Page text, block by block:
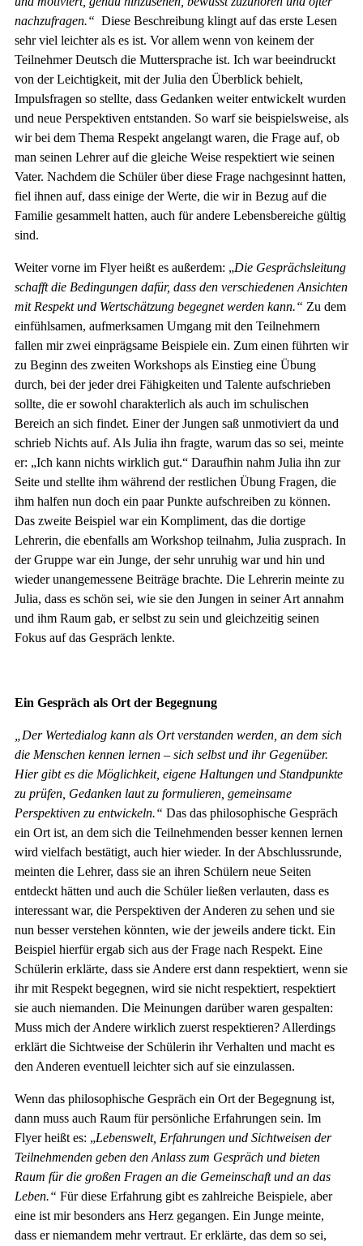
nachzufragen.“ Diese Beschreibung klingt auf das erste Lesen
sehr viel leichter als es ist. Vor allem wenn von keinem der
Teilnehmer Deutsch die Muttersprache ist. Ich war beeindruckt
von der Leichtigkeit, mit der Julia den Überblick behielt,
Impulsfragen so stellte, dass Gedanken weiter entwickelt wurden
und neue Perspektiven entstanden. So warf sie beispielsweise, als
wir bei dem Thema Respekt angelangt waren, die Frage auf, ob
man seinen Lehrer auf die gleiche Weise respektiert wie seinen
Vater. Nachdem die Schüler über diese Frage nachgesinnt hatten,
fiel ihnen auf, dass einige der Werte, die wir in Bezug auf die
Familie gesammelt hatten, auch für andere Lebensbereiche gültig
sind.
Weiter vorne im Flyer heißt es außerdem: „Die Gesprächsleitung
schafft die Bedingungen dafür, dass den verschiedenen Ansichten
mit Respekt und Wertschätzung begegnet werden kann.“ Zu dem
einfühlsamen, aufmerksamen Umgang mit den Teilnehmern
fallen mir zwei einprägsame Beispiele ein. Zum einen führten wir
zu Beginn des zweiten Workshops als Einstieg eine Übung
durch, bei der jeder drei Fähigkeiten und Talente aufschrieben
sollte, die er sowohl charakterlich als auch im schulischen
Bereich an sich findet. Einer der Jungen saß unmotiviert da und
schrieb Nichts auf. Als Julia ihn fragte, warum das so sei, meinte
er: „Ich kann nichts wirklich gut.“ Daraufhin nahm Julia ihn zur
Seite und stellte ihm während der restlichen Übung Fragen, die
ihm halfen nun doch ein paar Punkte aufschreiben zu können.
Das zweite Beispiel war ein Kompliment, das die dortige
Lehrerin, die ebenfalls am Workshop teilnahm, Julia zusprach. In
der Gruppe war ein Junge, der sehr unruhig war und hin und
wieder unangemessene Beiträge brachte. Die Lehrerin meinte zu
Julia, dass es schön sei, wie sie den Jungen in seiner Art annahm
und ihm Raum gab, er selbst zu sein und gleichzeitig seinen
Fokus auf das Gespräch lenkte.
Ein Gespräch als Ort der Begegnung
„Der Wertedialog kann als Ort verstanden werden, an dem sich
die Menschen kennen lernen – sich selbst und ihr Gegenüber.
Hier gibt es die Möglichkeit, eigene Haltungen und Standpunkte
zu prüfen, Gedanken laut zu formulieren, gemeinsame
Perspektiven zu entwickeln.“ Das das philosophische Gespräch
ein Ort ist, an dem sich die Teilnehmenden besser kennen lernen
wird vielfach bestätigt, auch hier wieder. In der Abschlussrunde,
meinten die Lehrer, dass sie an ihren Schülern neue Seiten
entdeckt hätten und auch die Schüler ließen verlauten, dass es
interessant war, die Perspektiven der Anderen zu sehen und sie
nun besser verstehen könnten, wie der jeweils andere tickt. Ein
Beispiel hierfür ergab sich aus der Frage nach Respekt. Eine
Schülerin erklärte, dass sie Andere erst dann respektiert, wenn sie
ihr mit Respekt begegnen, wird sie nicht respektiert, respektiert
sie auch niemanden. Die Meinungen darüber waren gespalten:
Muss mich der Andere wirklich zuerst respektieren? Allerdings
erklärt die Sichtweise der Schülerin ihr Verhalten und macht es
den Anderen eventuell leichter sich auf sie einzulassen.
Wenn das philosophische Gespräch ein Ort der Begegnung ist,
dann muss auch Raum für persönliche Erfahrungen sein. Im
Flyer heißt es: „Lebenswelt, Erfahrungen und Sichtweisen der
Teilnehmenden geben den Anlass zum Gespräch und bieten
Raum für die großen Fragen an die Gemeinschaft und an das
Leben.“ Für diese Erfahrung gibt es zahlreiche Beispiele, aber
eine ist mir besonders ans Herz gegangen. Ein Junge meinte,
dass er niemandem mehr vertraut. Er erklärte, das dem so sei,